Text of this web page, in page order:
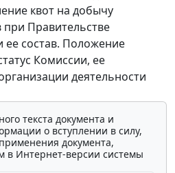
квот на добычу
Правительстве
ее состав. Положение
Комиссии, ее
деятельности
текста документа и
о вступлении в силу,
документа,
в Интернет-версии системы